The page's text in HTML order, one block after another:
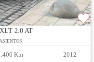
2.0 AT
Km 2012